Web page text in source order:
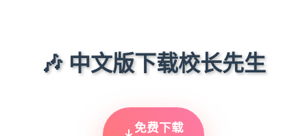
🎶 中文版下载校长先生
免费下载